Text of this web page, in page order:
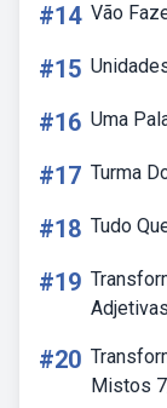
#14 Vão
#15
#16 Uma
#17 Turma
#18 Tudo
#19
Adjetivas
#20
Mistos